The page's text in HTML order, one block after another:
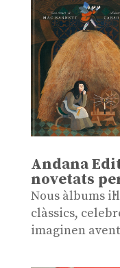
Andana
novetats
Nous àlbums
clàssics,
imaginen